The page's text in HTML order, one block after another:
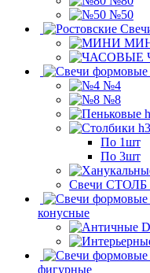
№50
№4
№8
По 1шт
По 3шт
Свечи СТОЛБ
конусные
фигурные